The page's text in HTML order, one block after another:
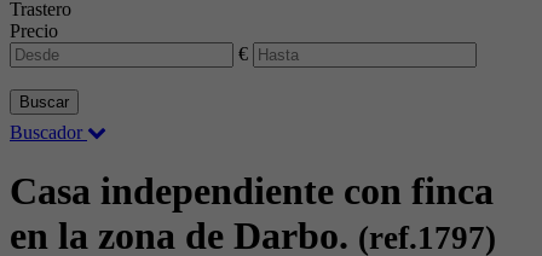
Trastero
Precio
€
Buscar
Buscador
Casa independiente con finca
en la zona de Darbo. (ref.1797)